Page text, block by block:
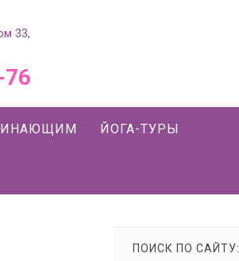
33,
ЙОГА-ТУРЫ
ПОИСК ПО САЙТУ: